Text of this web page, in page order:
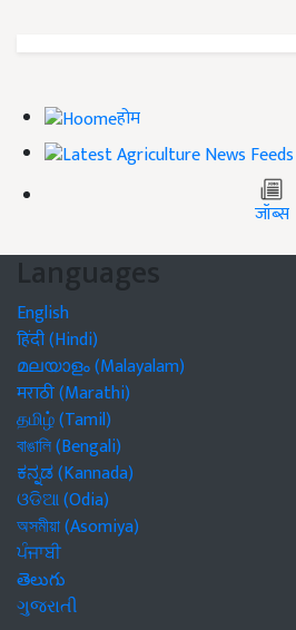
होम
जॉब्स
Languages
English
हिंदी (Hindi)
മലയാളം (Malayalam)
मराठी (Marathi)
தமிழ் (Tamil)
বাঙালি (Bengali)
ಕನ್ನಡ (Kannada)
ଓଡିଆ (Odia)
অসমীয়া (Asomiya)
ਪੰਜਾਬੀ
తెలుగు
ગુજરાતી